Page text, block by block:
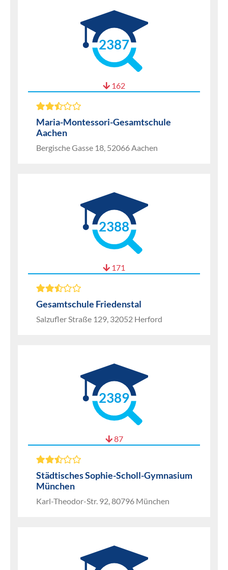
2387
162
Maria-Montessori-Gesamtschule
Aachen
Bergische Gasse 18, 52066 Aachen
2388
171
Gesamtschule Friedenstal
Salzufler Straße 129, 32052 Herford
2389
87
Städtisches Sophie-Scholl-Gymnasium
München
Karl-Theodor-Str. 92, 80796 München